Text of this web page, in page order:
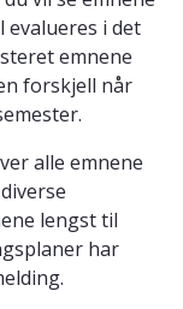
evalueres i det
emnene
forskjell når
alle emnene
lengst til
har